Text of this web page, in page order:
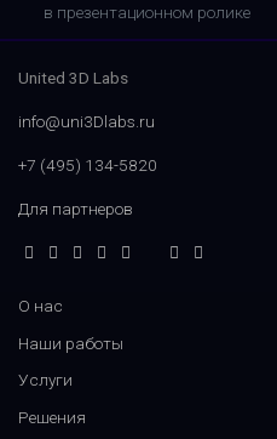
в презентационном ролике
United 3D Labs
info@uni3Dlabs.ru
+7 (495) 134-5820
Для партнеров
О нас
Наши работы
Услуги
Решения